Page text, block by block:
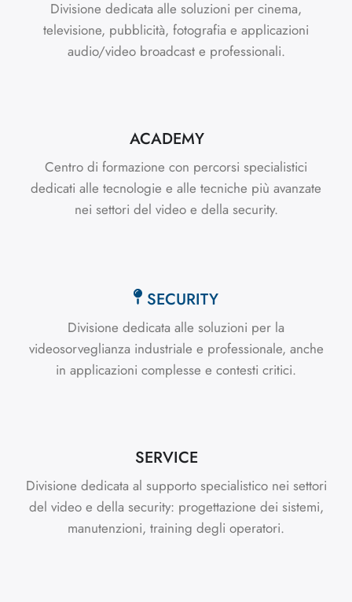
Divisione dedicata alle soluzioni per cinema,
televisione, pubblicità, fotografia e applicazioni
audio/video broadcast e professionali.
ACADEMY
Centro di formazione con percorsi specialistici
dedicati alle tecnologie e alle tecniche più avanzate
nei settori del video e della security.
SECURITY
Divisione dedicata alle soluzioni per la
videosorveglianza industriale e professionale, anche
in applicazioni complesse e contesti critici.
SERVICE
Divisione dedicata al supporto specialistico nei settori
del video e della security: progettazione dei sistemi,
manutenzioni, training degli operatori.